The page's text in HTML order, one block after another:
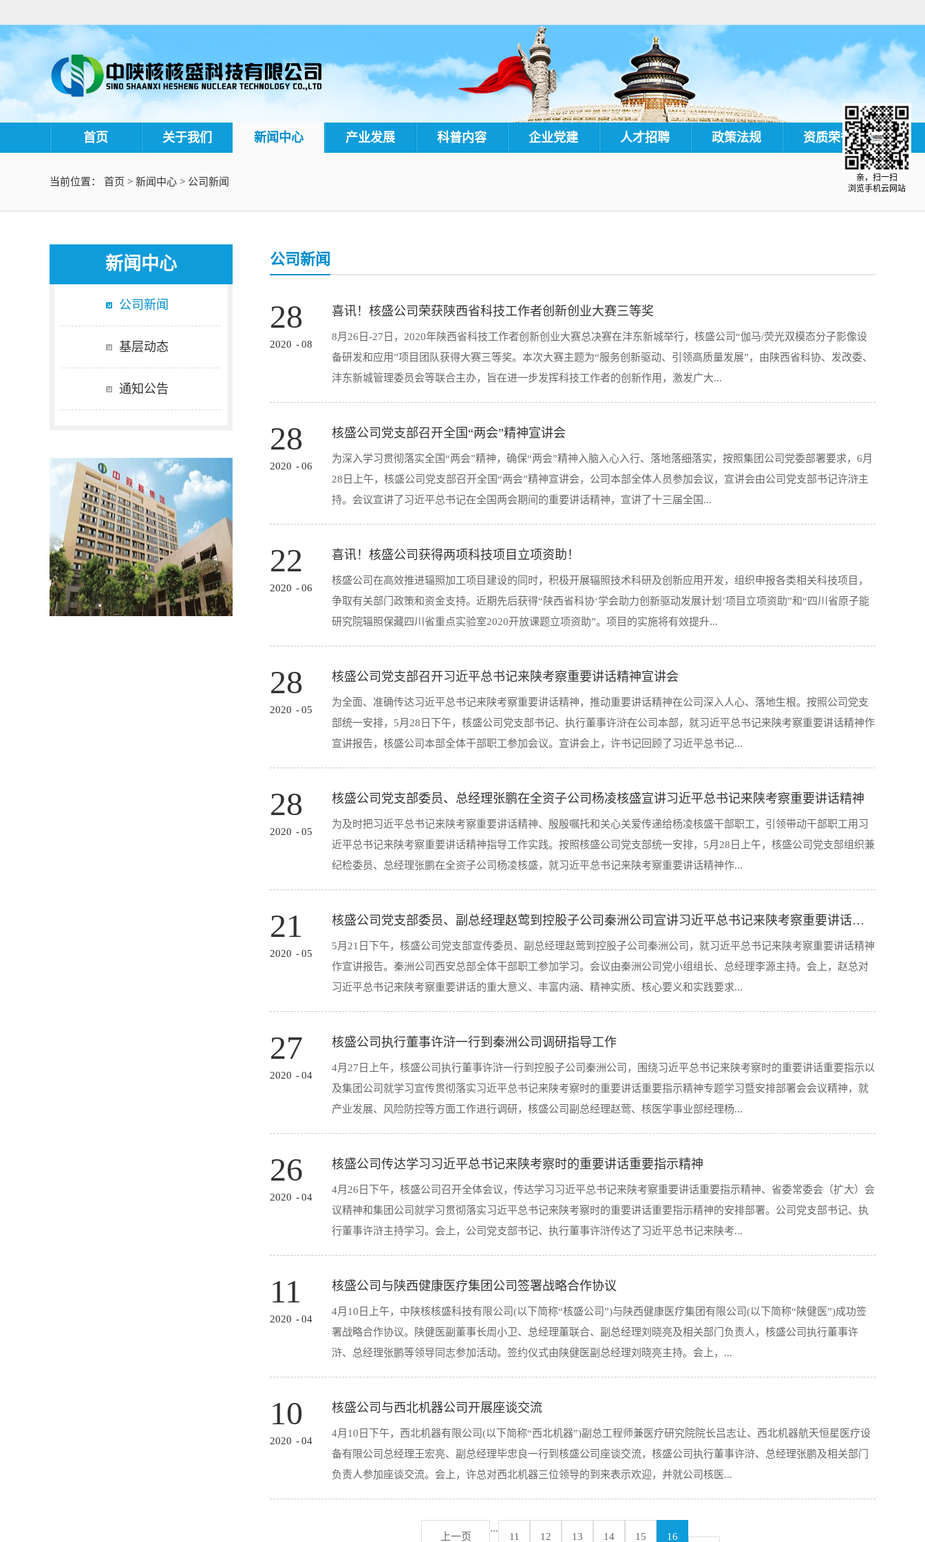
首页 关于我们 新闻中心 产业发展 科普内容 企业党建 人才招聘 政策法规 资质荣誉
当前位置： 首页 > 新闻中心 > 公司新闻
新闻中心
公司新闻
基层动态
通知公告
公司新闻
喜讯！核盛公司荣获陕西省科技工作者创新创业大赛三等奖
8月26日-27日，2020年陕西省科技工作者创新创业大赛总决赛在沣东新城举行，核盛公司“伽马/荧光双模态分子影像设
备研发和应用”项目团队获得大赛三等奖。本次大赛主题为“服务创新驱动、引领高质量发展”，由陕西省科协、发改委、
沣东新城管理委员会等联合主办，旨在进一步发挥科技工作者的创新作用，激发广大...
科技工作人员创新争先热情，并通过项目路演展示、精准匹配资源等手段，带动、发掘一批具有突出发展潜力的创业企
业和团队，推动科技成果转化和科技型企业孵化，实现人才、技术与产业、资本等要素的深度融合，助推将科技优势直
接转化为创业资源、发展动力。“伽马/荧光双模态分子影像设备研发和应用”项目基于陕西省省级院士专家工作站，与苏
州大学柴之芳院士团队合作，实现了国内首创伽马、荧光同时同机成像，既解决伽马相机无法对亚毫米水平的淋巴管显
影的问题，又解决荧光成像技术不能发现前哨位置较深的淋巴结等问题，通过实时的图像融合技术把二者的优点结合起
手术彻底切除肿瘤具有重大意义，可大幅度提高患者的治疗疗效及术后生存率，具有广阔的应用前景。该成果受到了会
场投资公司的高度关注，项目团队与多家公司进行了交流与探讨。赛后，项目领队杨魁博士表示，本次大赛对促进陕西
科技人员引进、推动科技成果转化、探索“政产学研用”协同创新创业机制...
2020 -08
28
核盛公司党支部召开全国“两会”精神宣讲会
为深入学习贯彻落实全国“两会”精神，确保“两会”精神入脑入心入行、落地落细落实，按照集团公司党委部署要求，6月
28日上午，核盛公司党支部召开全国“两会”精神宣讲会，公司本部全体人员参加会议，宣讲会由公司党支部书记许浒主
持。会议宣讲了习近平总书记在全国两会期间的重要讲话精神，宣讲了十三届全国...
人大三次会议和全国政协十三届三次会议精神。许书记指出，今年全国“两会”是在决胜全面建成小康社会、决战脱贫攻
坚的关键时刻，在我国疫情防控阻击战取得重大战略成果、统筹推进疫情防控和经济社会发展工作取得积极成效的背景
下召开的一次重要会议，准确理解、全面把握和贯彻落实“两会”精神，对促进企业生产发展建设具有重要指导意义。会
议强调，要把学习贯彻这次会议精神特别是习近平总书记重要讲话精神作为首要政治任务，要坚持稳中求进工作总基
调，贯彻新发展理念，推动高质量发展，进一步厘清工作思路，细化分解目标任务，确保各项工作落地生根、见到实
2020 -06
28
喜讯！核盛公司获得两项科技项目立项资助！
核盛公司在高效推进辐照加工项目建设的同时，积极开展辐照技术科研及创新应用开发，组织申报各类相关科技项目，
争取有关部门政策和资金支持。近期先后获得“陕西省科协‘学会助力创新驱动发展计划’项目立项资助”和“四川省原子能
研究院辐照保藏四川省重点实验室2020开放课题立项资助”。项目的实施将有效提升...
核盛公司在辐照贮藏保鲜、辐照灭菌领域的技术实力，带动省内农副产品、食品、中药等产业的升级发展，具有良好的
经济社会效益。核盛公司将以此为契机，着力抓好科技项目申报和管理工作，进一步发挥核技术高端人才和研发创新特
色优势，积极构建面向产业应用的科研创新团队，打造引领陕西的先进辐照技术应用和产业开发平台，助力地方社会经
济高质量发展。
2020 -06
22
核盛公司党支部召开习近平总书记来陕考察重要讲话精神宣讲会
为全面、准确传达习近平总书记来陕考察重要讲话精神，推动重要讲话精神在公司深入人心、落地生根。按照公司党支
部统一安排，5月28日下午，核盛公司党支部书记、执行董事许浒在公司本部，就习近平总书记来陕考察重要讲话精神作
宣讲报告，核盛公司本部全体干部职工参加会议。宣讲会上，许书记回顾了习近平总书记...
来陕考察的足迹，围绕习近平总书记提出的奋力谱写陕西新时代追赶超越新篇章的总体目标和对陕西发展的五项要求，
对习近平总书记来陕考察重要讲话的重大意义、丰富内涵、精神实质、核心要义和实践要求进行了全面解读，并结合公
司工作实际，就如何全面贯彻落实陕西新时代工作的五项要求、坚决当好五个方面主力军等方面阐述了自己的感受和体
会。随后，参会人员紧密结合工作实际进行交流发言，分别从重要讲话的重大意义、思想精髓以及如何认真贯彻落实等
方面畅谈了学习体会和感受。许书记在总结讲话中指出，一要提高政治站位，加强理论武装。把学习宣传贯彻落实好习
书记来陕视察重要讲话重要指示精神的高潮；二要聚焦“核技术、核医学”产业布局，谋划好“十四五”规划。聚焦为中陕
核集团打造“核技术、核医学”特色产业布局，立足我公司实际，细化完善工作措施，系统谋划核盛公司“十四五”规划。
利用好秦洲公司青海、甘肃、新疆分公司自身优势，主动融入‘一带一路’建设...
2020 -05
28
核盛公司党支部委员、总经理张鹏在全资子公司杨凌核盛宣讲习近平总书记来陕考察重要讲话精神
为及时把习近平总书记来陕考察重要讲话精神、殷殷嘱托和关心关爱传递给杨凌核盛干部职工，引领带动干部职工用习
近平总书记来陕考察重要讲话精神指导工作实践。按照核盛公司党支部统一安排，5月28日上午，核盛公司党支部组织兼
纪检委员、总经理张鹏在全资子公司杨凌核盛，就习近平总书记来陕考察重要讲话精神作...
宣讲报告，核盛公司党支部书记、执行董事许浒出席并讲话，杨凌核盛全体干部职工参加会议。会上，张总对习近平总
书记来陕考察重要讲话的重大意义、丰富内涵、精神实质、核心要义和实践要求进行了全面解读，结合杨凌核盛当前的
工作实际，就如何全面贯彻落实陕西新时代追赶超越新篇章的总体目标和五项要求阐述了自己的感受和体会，向杨凌核
盛干部职工传递了以习近平总书记为核心的党中央对陕西发展的殷切期望，教育引导杨凌核盛干部职工切实把思想和行
动统一到习近平总书记重要讲话精神上来，杨凌核盛要以时不我待，只争朝夕的责任感和紧迫感迅速行动起来，奋力谱
想精髓以及如何认真贯彻落实等方面畅谈了学习体会和感受。许书记在总结讲话中指出，要把学习宣传贯彻落实好习近
平总书记来陕视察重要讲话重要指示精神作为当前和今后一个时期的首要政治任务，杨凌核盛全体干部职工要掀起学习
总书记来陕视察重要讲话重要指示精神的高潮；要推进生态文明建设，守护好绿水青山，...
2020 -05
28
核盛公司党支部委员、副总经理赵莺到控股子公司秦洲公司宣讲习近平总书记来陕考察重要讲话精神
5月21日下午，核盛公司党支部宣传委员、副总经理赵莺到控股子公司秦洲公司，就习近平总书记来陕考察重要讲话精神
作宣讲报告。秦洲公司西安总部全体干部职工参加学习。会议由秦洲公司党小组组长、总经理李源主持。会上，赵总对
习近平总书记来陕考察重要讲话的重大意义、丰富内涵、精神实质、核心要义和实践要求...
进行了全面解读，结合秦洲公司当前的工作实际，就如何全面贯彻落实陕西新时代追赶超越新篇章的总体目标和五项要
求阐述了自己的感受和体会，向秦洲公司干部职工传递了以习近平总书记为核心的党中央对陕西发展的殷切期望，教育
引导秦洲公司干部职工切实把思想和行动统一到习近平总书记重要讲话精神上来，秦洲公司要以时不我待，只争朝夕的
责任感和紧迫感迅速行动起来，力争圆满完成全年目标任务，奋力谱写秦洲公司新时代追赶超越新篇章。随后，参会人
员紧密结合工作实际进行交流发言，分别从重要讲话的重大意义、思想精髓以及如何认真贯彻落实等方面畅谈了学习体
当前和今后一个时期重要政治任务，迅速在公司范围内掀起学习宣传贯彻习近平总书记重要讲话精神的热潮；二是要深
刻领会、准确把握习近平总书记重要讲话精神的丰富内涵和精神实质，要结合自身工作深入思考，积极找问题、谈措
施，在深化内部机制创新上下功夫，更好推动公司高质量发展，同时根据陕西省的发展方向...
2020 -05
21
核盛公司执行董事许浒一行到秦洲公司调研指导工作
4月27日上午，核盛公司执行董事许浒一行到控股子公司秦洲公司，围绕习近平总书记来陕考察时的重要讲话重要指示以
及集团公司就学习宣传贯彻落实习近平总书记来陕考察时的重要讲话重要指示精神专题学习暨安排部署会会议精神，就
产业发展、风险防控等方面工作进行调研，核盛公司副总经理赵莺、核医学事业部经理杨...
魁陪同调研，秦洲公司领导班子等参加了座谈会。座谈会上，秦洲公司总经理李源对核盛公司执行董事许浒一行表示欢
迎，并就公司经营情况、发展现状、目前存在的问题及下一步工作计划进行了详细汇报。许总指出，秦洲公司要迅速传
达学习习近平总书记来陕考察时的重要讲话重要指示精神，学习好、宣传好、贯彻好习近平总书记重要讲话重要指示精
神，是当前及今后一段时期的首要政治任务，我们一定要在学深、悟透、落实上下功夫，决不辜负习近平总书记对陕西
人民的深情厚爱和对陕西工作的关心关怀，对照习近平总书记重要讲话重要指示精神，秦洲公司要细化完善工作措施，
习近平总书记重要讲话重要指示的核心要义，要通过党小组会，学习交流研讨等方式，用心用情深入学，在武装思想、
指导工作上见实效；要坚决贯彻习近平总书记关于国企改革发展、产业经济发展等重要指示批示精神，在深化内部机制
创新，推进市场化改革上下功夫，更好推动公司高质量发展。秦洲公司要继续保持良好...
2020 -04
27
核盛公司传达学习习近平总书记来陕考察时的重要讲话重要指示精神
4月26日下午，核盛公司召开全体会议，传达学习习近平总书记来陕考察重要讲话重要指示精神、省委常委会（扩大）会
议精神和集团公司就学习贯彻落实习近平总书记来陕考察时的重要讲话重要指示精神的安排部署。公司党支部书记、执
行董事许浒主持学习。会上，公司党支部书记、执行董事许浒传达了习近平总书记来陕考...
察时的重要讲话重要指示精神。公司总经理张鹏传达了省委常委会（扩大）会议精神。公司副总经理赵莺传达了集团公
司就学习贯彻落实习近平总书记来陕考察时的重要讲话重要指示精神的安排部署。会议指出，学习好、宣传好、贯彻好
习近平总书记重要讲话重要指示精神，是当前及今后一段时期的首要政治任务，我们一定要在学深、悟透、落实上下功
夫，决不辜负习近平总书记对陕西人民的深情厚爱和对陕西工作的关心关怀，对照习近平总书记重要讲话重要指示精
神，核盛公司要细化完善工作措施，系统谋划“十四五”规划，只争朝夕、真抓实干，奋力谱写新时代核盛追赶超越新篇
等方式，用心用情深入学，在武装思想、指导工作上见实效；要深刻领会习近平总书记重要讲话中关于国企改革发展、
产业经济发展等重要思想，在深化内部机制创新，推进市场化改革上下功夫，更好推动公司高质量发展；要突出重点抓
整治，全力抓好风险防范和整改落实各项工作；要落实好新发展理念，坚持走绿色发展道...
2020 -04
26
核盛公司与陕西健康医疗集团公司签署战略合作协议
4月10日上午，中陕核核盛科技有限公司(以下简称“核盛公司”)与陕西健康医疗集团有限公司(以下简称“陕健医”)成功签
署战略合作协议。陕健医副董事长周小卫、总经理董联合、副总经理刘晓亮及相关部门负责人，核盛公司执行董事许
浒、总经理张鹏等领导同志参加活动。签约仪式由陕健医副总经理刘晓亮主持。会上，...
核盛公司核医学事业部经理杨魁对核盛公司业务开展情况及重点项目推进情况进行了详细介绍，核盛公司子公司秦洲公
司副总经理罗鹏针对医疗机构领域的辐射防护综合解决方案进行了专题介绍。随后，核盛公司执行董事许浒、陕健医副
董事长周小卫分别进行了致辞。许总表示，核盛公司作为集团“核”与“医”的纽带，已在涉及放射性诊疗与服务业务方面
全面部署，并将通过与陕健医形成战略合作伙伴，加快重点项目落地速度。周副董事长对核盛公司现有项目给予高度评
价，并表示陕健医作为集团内部市场，应大力支持核盛公司业务发展，在涉及放射性的科室展开全面合作。双方一致表
示后续将在放射性诊疗设备、涉核医学科室建设及辐射防护综合项目等业务层面开展深度合作，相互支持，共谋发展，
并现场成立联合工作组，对医院目前急需的业务项目进行对接，尽快开展具体工作。本次会议由核盛公司总经理张鹏与
2020 -04
11
核盛公司与西北机器公司开展座谈交流
4月10日下午，西北机器有限公司(以下简称“西北机器”)副总工程师兼医疗研究院院长吕志让、西北机器航天恒星医疗设
备有限公司总经理王宏亮、副总经理毕忠良一行到核盛公司座谈交流，核盛公司执行董事许浒、总经理张鹏及相关部门
负责人参加座谈交流。会上，许总对西北机器三位领导的到来表示欢迎，并就公司核医...
学影像设备相关业务与西北机器航天恒星王总进行了分享和交流。随后，核盛公司张鹏总经理对公司业务开展情况及重
2020 -04
10
上一页
...
11 12 13 14 15 16
亲，扫一扫
浏览手机云网站